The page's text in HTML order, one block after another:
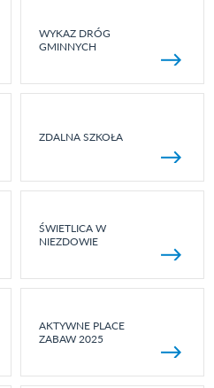
WYKAZ DRÓG
GMINNYCH
ZDALNA SZKOŁA
ŚWIETLICA W
NIEZDOWIE
AKTYWNE PLACE
ZABAW 2025